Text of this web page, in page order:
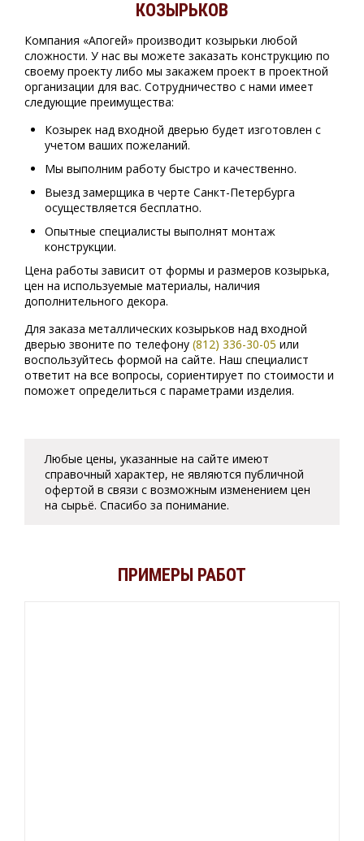
КОЗЫРЬКОВ
Компания «Апогей» производит козырьки любой
сложности. У нас вы можете заказать конструкцию по
своему проекту либо мы закажем проект в проектной
организации для вас. Сотрудничество с нами имеет
следующие преимущества:
Козырек над входной дверью будет изготовлен с
учетом ваших пожеланий.
Мы выполним работу быстро и качественно.
Выезд замерщика в черте Санкт-Петербурга
осуществляется бесплатно.
Опытные специалисты выполнят монтаж
конструкции.
Цена работы зависит от формы и размеров козырька,
цен на используемые материалы, наличия
дополнительного декора.
Для заказа металлических козырьков над входной
дверью звоните по телефону (812) 336-30-05 или
воспользуйтесь формой на сайте. Наш специалист
ответит на все вопросы, сориентирует по стоимости и
поможет определиться с параметрами изделия.
Любые цены, указанные на сайте имеют
справочный характер, не являются публичной
офертой в связи с возможным изменением цен
на сырьё. Спасибо за понимание.
ПРИМЕРЫ РАБОТ